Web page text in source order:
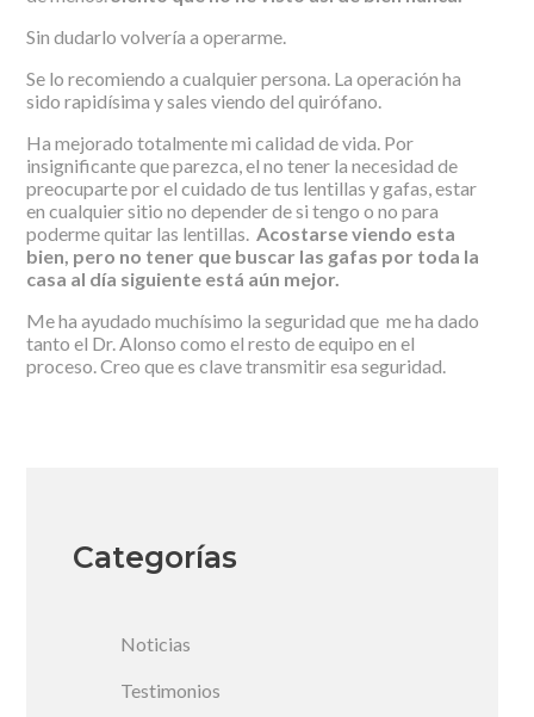
Sin dudarlo volvería a operarme.
Se lo recomiendo a cualquier persona. La operación ha
sido rapidísima y sales viendo del quirófano.
Ha mejorado totalmente mi calidad de vida. Por
insignificante que parezca, el no tener la necesidad de
preocuparte por el cuidado de tus lentillas y gafas, estar
en cualquier sitio no depender de si tengo o no para
poderme quitar las lentillas. Acostarse viendo esta
bien, pero no tener que buscar las gafas por toda la
casa al día siguiente está aún mejor.
Me ha ayudado muchísimo la seguridad que me ha dado
tanto el Dr. Alonso como el resto de equipo en el
proceso. Creo que es clave transmitir esa seguridad.
Categorías
Noticias
Testimonios